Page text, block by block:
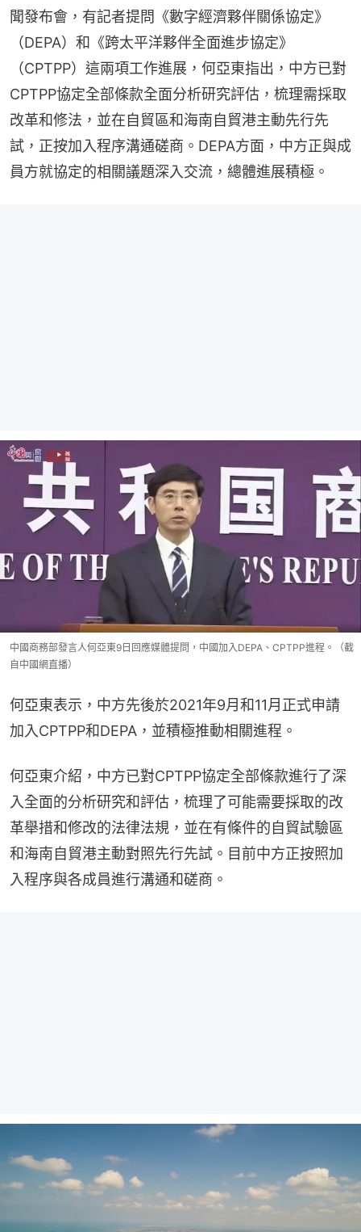
聞發布會，有記者提問《數字經濟夥伴關係協定》
（DEPA）和《跨太平洋夥伴全面進步協定》
（CPTPP）這兩項工作進展，何亞東指出，中方已對
CPTPP協定全部條款全面分析研究評估，梳理需採取
改革和修法，並在自貿區和海南自貿港主動先行先
試，正按加入程序溝通磋商。DEPA方面，中方正與成
員方就協定的相關議題深入交流，總體進展積極。
中國商務部發言人何亞東9日回應媒體提問，中國加入DEPA、CPTPP進程。（截
自中國網直播）
何亞東表示，中方先後於2021年9月和11月正式申請
加入CPTPP和DEPA，並積極推動相關進程。
何亞東介紹，中方已對CPTPP協定全部條款進行了深
入全面的分析研究和評估，梳理了可能需要採取的改
革舉措和修改的法律法規，並在有條件的自貿試驗區
和海南自貿港主動對照先行先試。目前中方正按照加
入程序與各成員進行溝通和磋商。